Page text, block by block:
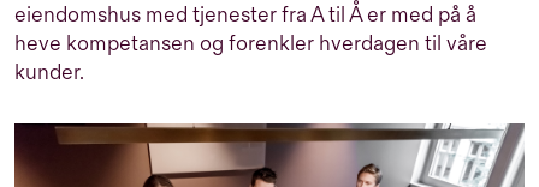
eiendomshus med tjenester fra A til Å er med på å
heve kompetansen og forenkler hverdagen til våre
kunder.